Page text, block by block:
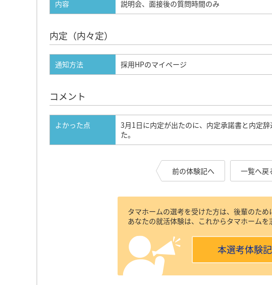
内容 説明会、面接後の質問時間のみ
内定（内々定）
通知方法 採用HPのマイページ
コメント
よかった点
3月1日に内定が出たのに、内定承諾書と内定
た。
前の体験記へ 一覧へ戻
タマホームの選考を受けた方は、後輩のた
あなたの就活体験は、これからタマホーム
本選考体験